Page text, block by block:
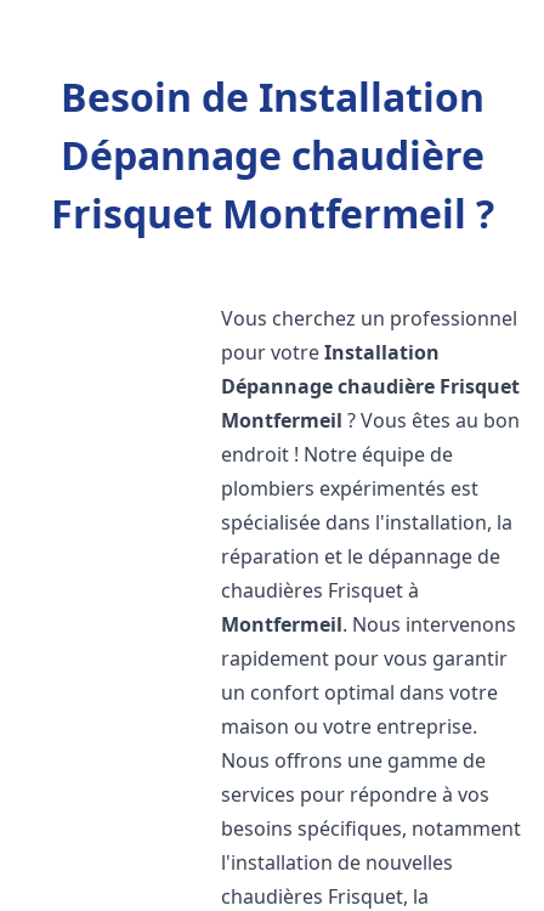
Besoin de Installation
Dépannage chaudière
Frisquet Montfermeil ?
Vous cherchez un professionnel
pour votreInstallation
Dépannage chaudière Frisquet
Montfermeil ? Vous êtes au bon
endroit ! Notre équipe de
plombiers expérimentés est
spécialisée dans l'installation, la
réparation et le dépannage de
chaudières Frisquet à
Montfermeil. Nous intervenons
rapidement pour vous garantir
un confort optimal dans votre
maison ou votre entreprise.
Nous offrons une gamme de
services pour répondre à vos
besoins spécifiques, notamment
l'installation de nouvelles
chaudières Frisquet, la